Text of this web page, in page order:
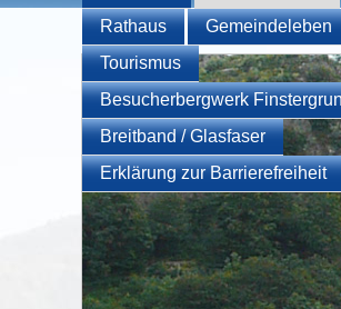
Rathaus
Gemeindeleben
Tourismus
Besucherbergwerk
Breitband / Glasfaser
Erklärung zur Barrierefreiheit